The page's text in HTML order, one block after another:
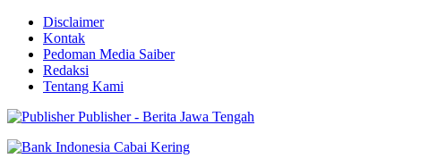
Disclaimer
Kontak
Pedoman Media Saiber
Redaksi
Tentang Kami
Publisher - Berita Jawa Tengah